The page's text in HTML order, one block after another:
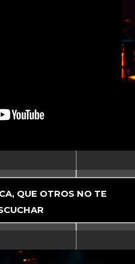
QUE OTROS NO TE